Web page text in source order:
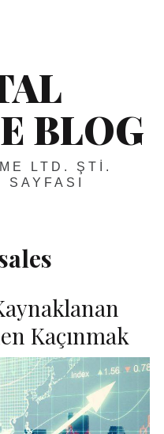
BLOG
LTD. ŞTI.
SAYFASI
Kaçınmak